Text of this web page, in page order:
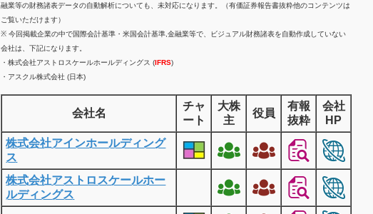
融業等の財務諸表データの自動解析についても、未対応になります。（有価証券報告書抜粋他のコンテンツは
ご覧いただけます）
※ 今回掲載企業の中で国際会計基準・米国会計基準,金融業等で、ビジュアル財務諸表を自動作成していない
会社は、下記になります。
・株式会社アストロスケールホールディングス (IFRS)
・アスクル株式会社 (日本)
会社名
チャ
ート
大株
主
役員
有報
抜粋
会社
HP
株式会社アインホールディング
ス
株式会社アストロスケールホー
ルディングス